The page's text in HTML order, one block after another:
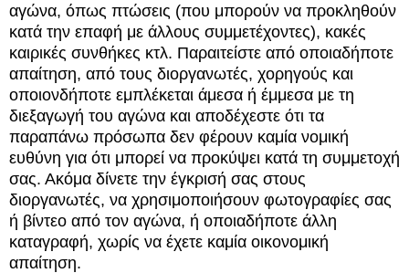
αγώνα, όπως πτώσεις (που μπορούν να προκληθούν
κατά την επαφή με άλλους συμμετέχοντες), κακές
καιρικές συνθήκες κτλ. Παραιτείστε από οποιαδήποτε
απαίτηση, από τους διοργανωτές, χορηγούς και
οποιονδήποτε εμπλέκεται άμεσα ή έμμεσα με τη
διεξαγωγή του αγώνα και αποδέχεστε ότι τα
παραπάνω πρόσωπα δεν φέρουν καμία νομική
ευθύνη για ότι μπορεί να προκύψει κατά τη συμμετοχή
σας. Ακόμα δίνετε την έγκρισή σας στους
διοργανωτές, να χρησιμοποιήσουν φωτογραφίες σας
ή βίντεο από τον αγώνα, ή οποιαδήποτε άλλη
καταγραφή, χωρίς να έχετε καμία οικονομική
απαίτηση.